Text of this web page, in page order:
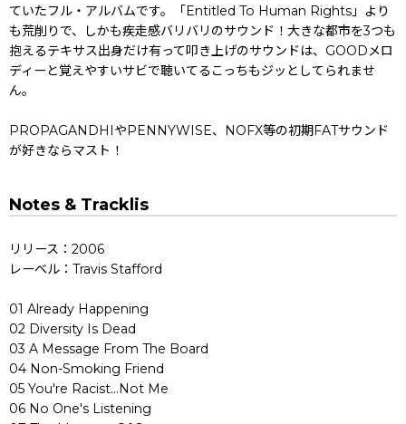
ていたフル・アルバムです。「Entitled To Human Rights」より
も荒削りで、しかも疾走感バリバリのサウンド！大きな都市を3つも
抱えるテキサス出身だけ有って叩き上げのサウンドは、GOODメロ
ディーと覚えやすいサビで聴いてるこっちもジッとしてられませ
ん。
PROPAGANDHIやPENNYWISE、NOFX等の初期FATサウンド
が好きならマスト！
Notes & Tracklis
リリース：2006
レーベル：Travis Stafford
01 Already Happening
02 Diversity Is Dead
03 A Message From The Board
04 Non-Smoking Friend
05 You're Racist...Not Me
06 No One's Listening